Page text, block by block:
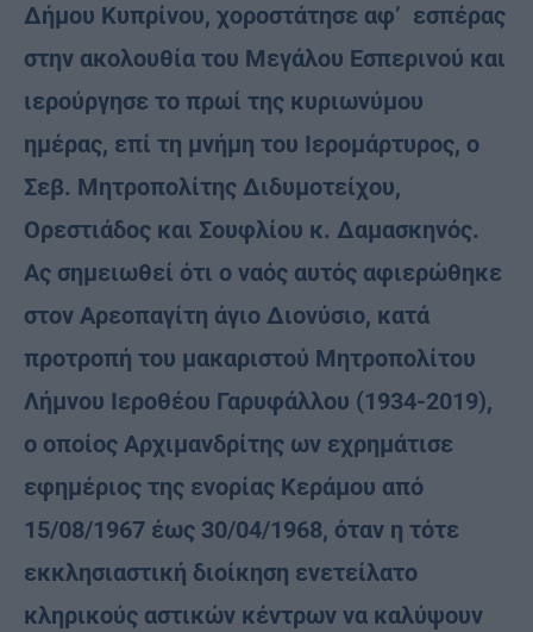
Δήμου Κυπρίνου, χοροστάτησε αφ’ εσπέρας
στην ακολουθία του Μεγάλου Εσπερινού και
ιερούργησε το πρωί της κυριωνύμου
ημέρας, επί τη μνήμη του Ιερομάρτυρος, ο
Σεβ. Μητροπολίτης Διδυμοτείχου,
Ορεστιάδος και Σουφλίου κ. Δαμασκηνός.
Ας σημειωθεί ότι ο ναός αυτός αφιερώθηκε
στον Αρεοπαγίτη άγιο Διονύσιο, κατά
προτροπή του μακαριστού Μητροπολίτου
Λήμνου Ιεροθέου Γαρυφάλλου (1934-2019),
ο οποίος Αρχιμανδρίτης ων εχρημάτισε
εφημέριος της ενορίας Κεράμου από
15/08/1967 έως 30/04/1968, όταν η τότε
εκκλησιαστική διοίκηση ενετείλατο
κληρικούς αστικών κέντρων να καλύψουν